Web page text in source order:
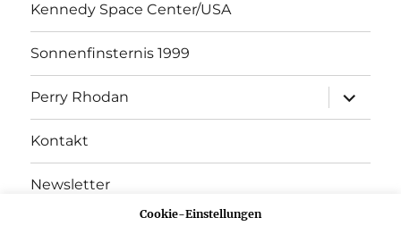
Kennedy Space Center/USA
Sonnenfinsternis 1999
Perry Rhodan
öffnen
Kontakt
Newsletter
Cookie-Einstellungen